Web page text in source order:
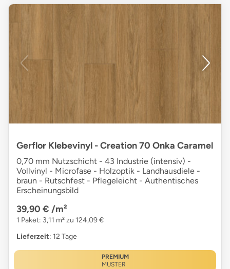
Gerflor Klebevinyl - Creation 70 Onka Caramel
0,70 mm Nutzschicht - 43 Industrie (intensiv) -
Vollvinyl - Microfase - Holzoptik - Landhausdiele -
braun - Rutschfest - Pflegeleicht - Authentisches
Erscheinungsbild
39,90 € /m²
1 Paket: 3,11 m² zu 124,09 €
Lieferzeit: 12 Tage
PREMIUM
MUSTER